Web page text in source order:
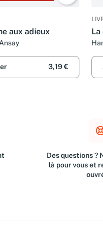
aux adieux
3,19 €
Des questions ?
là pour vous et